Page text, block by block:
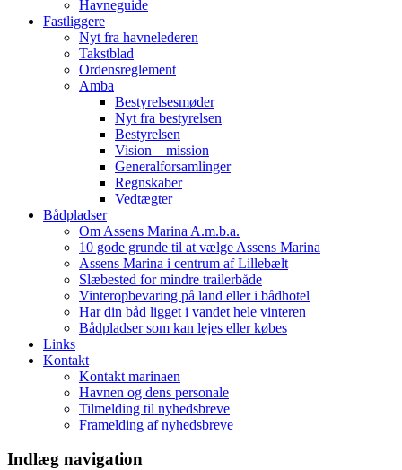
Havneguide
Fastliggere
Nyt fra havnelederen
Takstblad
Ordensreglement
Amba
Bestyrelsesmøder
Nyt fra bestyrelsen
Bestyrelsen
Vision – mission
Generalforsamlinger
Regnskaber
Vedtægter
Bådpladser
Om Assens Marina A.m.b.a.
10 gode grunde til at vælge Assens Marina
Assens Marina i centrum af Lillebælt
Slæbested for mindre trailerbåde
Vinteropbevaring på land eller i bådhotel
Har din båd ligget i vandet hele vinteren
Bådpladser som kan lejes eller købes
Links
Kontakt
Kontakt marinaen
Havnen og dens personale
Tilmelding til nyhedsbreve
Framelding af nyhedsbreve
Indlæg navigation